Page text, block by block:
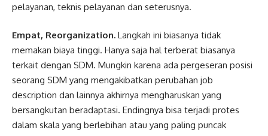
pelayanan, teknis pelayanan dan seterusnya.
Empat, Reorganization. Langkah ini biasanya tidak
memakan biaya tinggi. Hanya saja hal terberat biasanya
terkait dengan SDM. Mungkin karena ada pergeseran posisi
seorang SDM yang mengakibatkan perubahan job
description dan lainnya akhirnya mengharuskan yang
bersangkutan beradaptasi. Endingnya bisa terjadi protes
dalam skala yang berlebihan atau yang paling puncak